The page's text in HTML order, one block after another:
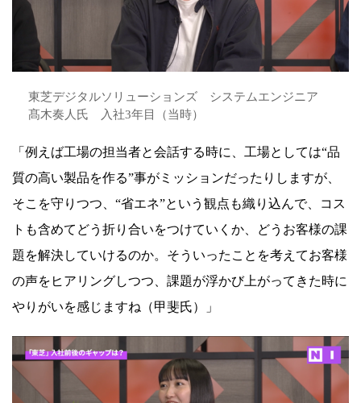
東芝デジタルソリューションズ システムエンジニア
髙木奏人氏 入社3年目（当時）
「例えば工場の担当者と会話する時に、工場としては“品
質の高い製品を作る”事がミッションだったりしますが、
そこを守りつつ、“省エネ”という観点も織り込んで、コス
トも含めてどう折り合いをつけていくか、どうお客様の課
題を解決していけるのか。そういったことを考えてお客様
の声をヒアリングしつつ、課題が浮かび上がってきた時に
やりがいを感じますね（甲斐氏）」